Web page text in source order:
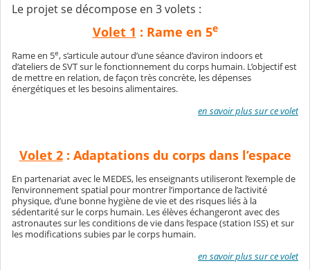
Le projet se décompose en 3 volets :
Volet 1 : Rame en 5e
Rame en 5e, s’articule autour d’une séance d’aviron indoors et
d’ateliers de SVT sur le fonctionnement du corps humain. L’objectif est
de mettre en relation, de façon très concrète, les dépenses
énergétiques et les besoins alimentaires.
en savoir plus sur ce volet
Volet 2: Adaptations du corps dans l’espace
En partenariat avec le MEDES, les enseignants utiliseront l’exemple de
l’environnement spatial pour montrer l’importance de l’activité
physique, d’une bonne hygiène de vie et des risques liés à la
sédentarité sur le corps humain. Les élèves échangeront avec des
astronautes sur les conditions de vie dans l’espace (station ISS) et sur
les modifications subies par le corps humain.
en savoir plus sur ce volet